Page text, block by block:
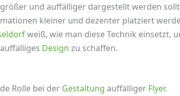
und auffälliger dargestellt werden
kleiner und dezenter platziert
weiß, wie man diese Technik einsetzt,
Design zu schaffen.
Rolle bei der Gestaltung auffälliger Flyer.